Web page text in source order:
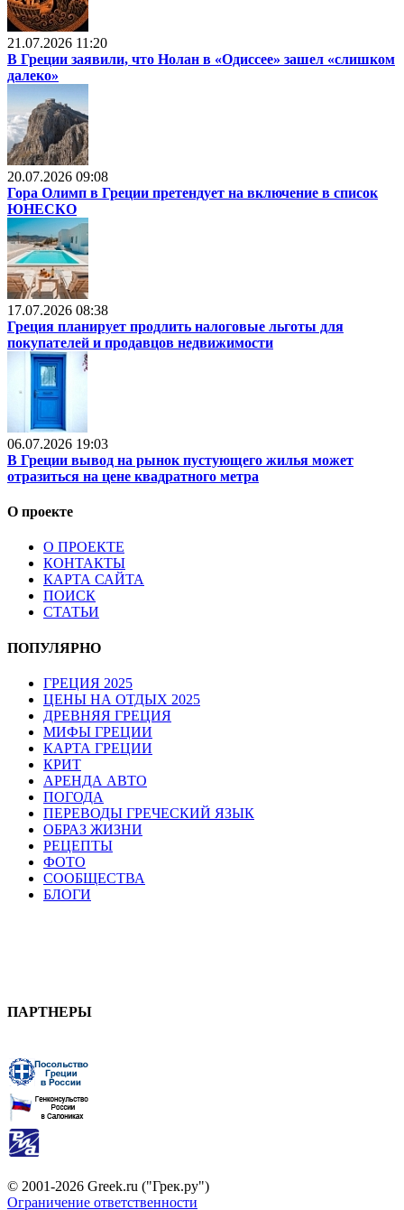
21.07.2026 11:20
В Греции заявили, что Нолан в «Одиссее» зашел «слишком
далеко»
20.07.2026 09:08
Гора Олимп в Греции претендует на включение в список
ЮНЕСКО
17.07.2026 08:38
Греция планирует продлить налоговые льготы для
покупателей и продавцов недвижимости
06.07.2026 19:03
В Греции вывод на рынок пустующего жилья может
отразиться на цене квадратного метра
О проекте
О ПРОЕКТЕ
КОНТАКТЫ
КАРТА САЙТА
ПОИСК
СТАТЬИ
ПОПУЛЯРНО
ГРЕЦИЯ 2025
ЦЕНЫ НА ОТДЫХ 2025
ДРЕВНЯЯ ГРЕЦИЯ
МИФЫ ГРЕЦИИ
КАРТА ГРЕЦИИ
КРИТ
АРЕНДА АВТО
ПОГОДА
ПЕРЕВОДЫ ГРЕЧЕСКИЙ ЯЗЫК
ОБРАЗ ЖИЗНИ
РЕЦЕПТЫ
ФОТО
СООБЩЕСТВА
БЛОГИ
ПАРТНЕРЫ
© 2001-2026 Greek.ru ("Грек.ру")
Ограничение ответственности